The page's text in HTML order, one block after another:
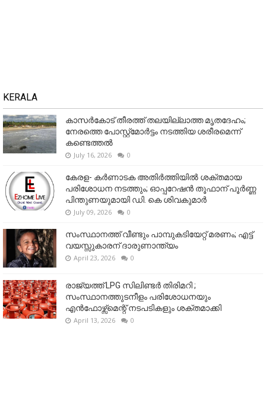
KERALA
കാസർകോട് തീരത്ത് തലയില്ലാത്ത മൃതദേഹം;
നേരത്തെ പോസ്റ്റ്‌മോർട്ടം നടത്തിയ ശരീരമെന്ന്
കണ്ടെത്തൽ
July 16, 2026 0
കേരള- കർണാടക അതിർത്തിയിൽ ശക്തമായ
പരിശോധന നടത്തും; ഓപ്പറേഷൻ തൂഫാന് പൂർണ്ണ
പിന്തുണയുമായി ഡി. കെ ശിവകുമാർ
July 09, 2026 0
സംസ്ഥാനത്ത് വീണ്ടും പാമ്പുകടിയേറ്റ് മരണം; എട്ട്
വയസ്സുകാരന് ദാരുണാന്ത്യം
April 23, 2026 0
രാജ്യത്ത് LPG സിലിണ്ടർ തിരിമറി ;
സംസ്ഥാനത്തുടനീളം പരിശോധനയും
എൻഫോഴ്സ്മെന്റ് നടപടികളും ശക്തമാക്കി
April 13, 2026 0